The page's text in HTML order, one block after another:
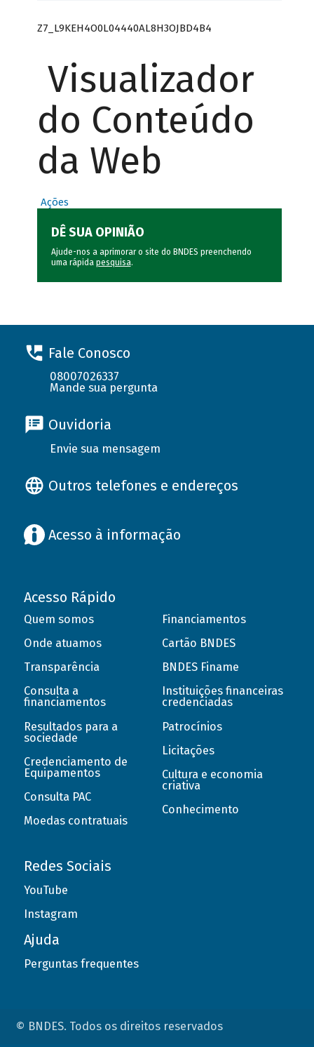
Z7_L9KEH4O0L04440AL8H3OJBD4B4
Visualizador
do Conteúdo
da Web
Ações
DÊ SUA OPINIÃO
Ajude-nos a aprimorar o site do BNDES preenchendo
uma rápida pesquisa.
Fale Conosco
08007026337
Mande sua pergunta
Ouvidoria
Envie sua mensagem
Outros telefones e endereços
Acesso à informação
Acesso Rápido
Quem somos
Onde atuamos
Transparência
Consulta a
financiamentos
Resultados para a
sociedade
Credenciamento de
Equipamentos
Consulta PAC
Moedas contratuais
Financiamentos
Cartão BNDES
BNDES Finame
Instituições financeiras
credenciadas
Patrocínios
Licitações
Cultura e economia
criativa
Conhecimento
Redes Sociais
YouTube
Instagram
Ajuda
Perguntas frequentes
© BNDES. Todos os direitos reservados